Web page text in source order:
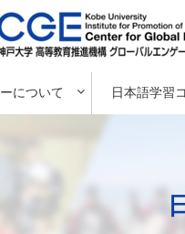
について 日本語学習